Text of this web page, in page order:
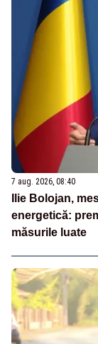
7 aug. 2026, 08:40
Ilie Bolojan,
energetică:
măsurile luate